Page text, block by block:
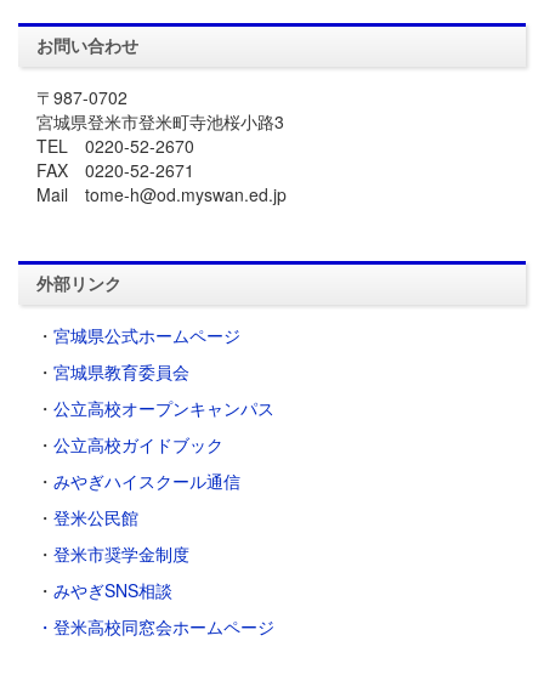
お問い合わせ
〒987-0702
宮城県登米市登米町寺池桜小路3
TEL 0220-52-2670
FAX 0220-52-2671
Mail tome-h@od.myswan.ed.jp
外部リンク
・ 宮城県公式ホームページ
・ 宮城県教育委員会
・ 公立高校オープンキャンパス
・ 公立高校ガイドブック
・ みやぎハイスクール通信
・ 登米公民館
・ 登米市奨学金制度
・ みやぎSNS相談
・登米高校同窓会ホームページ